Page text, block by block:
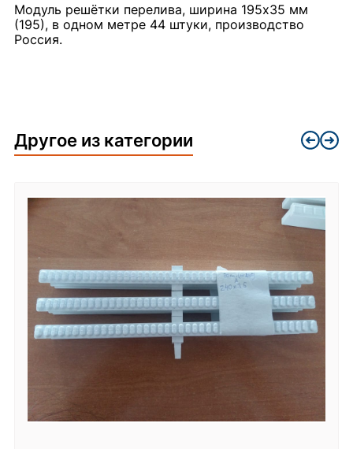
Модуль решётки перелива, ширина 195х35 мм
(195), в одном метре 44 штуки, производство
Россия.
Другое из категории